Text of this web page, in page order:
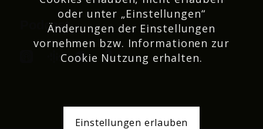
Podcast
oder unter „Einstellungen“
Änderungen der Einstellungen
vornehmen bzw. Informationen zur
Cookie Nutzung erhalten.
Einstellungen erlauben